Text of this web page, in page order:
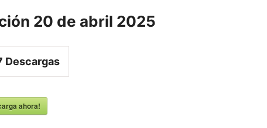
20 de abril 2025
Descargas
ahora!